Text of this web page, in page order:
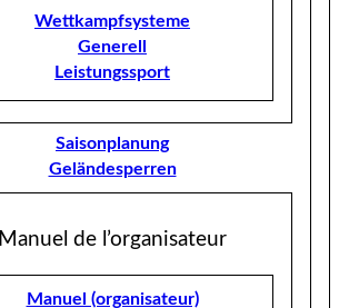
Wettkampfsysteme
Generell
Leistungssport
Saisonplanung
Geländesperren
Manuel de l’organisateur
Manuel (organisateur)